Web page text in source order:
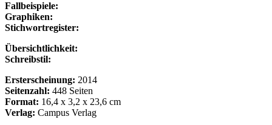
Fallbeispiele:
Graphiken:
Stichwortregister:
Übersichtlichkeit:
Schreibstil:
Ersterscheinung: 2014
Seitenzahl: 448 Seiten
Format: 16,4 x 3,2 x 23,6 cm
Verlag: Campus Verlag